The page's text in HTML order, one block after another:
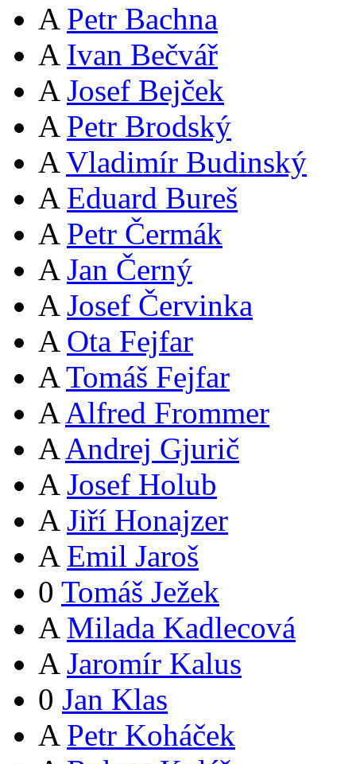
A Petr Bachna
A Ivan Bečvář
A Josef Bejček
A Petr Brodský
A Vladimír Budinský
A Eduard Bureš
A Petr Čermák
A Jan Černý
A Josef Červinka
A Ota Fejfar
A Tomáš Fejfar
A Alfred Frommer
A Andrej Gjurič
A Josef Holub
A Jiří Honajzer
A Emil Jaroš
0 Tomáš Ježek
A Milada Kadlecová
A Jaromír Kalus
0 Jan Klas
A Petr Koháček